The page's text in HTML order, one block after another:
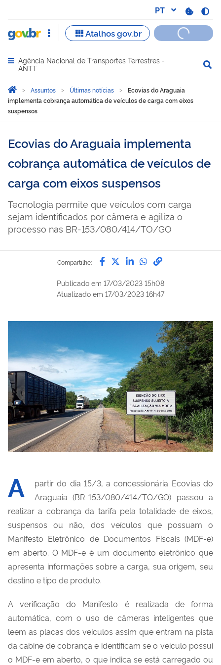
Abrir menu principal de navegação
Agência Nacional de Transportes Terrestres -
ANTT
Você está aqui:
Página Inicial
Assuntos Últimas notícias
Ecovias do Araguaia
implementa cobrança automática de veículos de carga com eixos
suspensos
Ecovias do Araguaia implementa
cobrança automática de veículos de
carga com eixos suspensos
Tecnologia permite que veículos com carga
sejam identificados por câmera e agiliza o
processo nas BR-153/080/414/TO/GO
Compartilhe: Compartilhe por Facebook
Compartilhe por Twitter
Compartilhe por
Compartilhe
link para
Publicado em 17/03/2023 15h08
Atualizado em 17/03/2023 16h47
A
partir do dia 15/3, a concessionária Ecovias do
Araguaia (BR-153/080/414/TO/GO) passou a
realizar a cobrança da tarifa pela totalidade de eixos,
suspensos ou não, dos veículos que possuam o
Manifesto Eletrônico de Documentos Fiscais (MDF-e)
em aberto. O MDF-e é um documento eletrônico que
apresenta informações sobre a carga, sua origem, seu
destino e tipo de produto.
A verificação do Manifesto é realizada de forma
automática, com o uso de câmeras inteligentes que
leem as placas dos veículos assim que entram na pista
da cabine de cobrança e identificam se o veículo possui
o MDF-e em aberto, o que indica se está carregado ou